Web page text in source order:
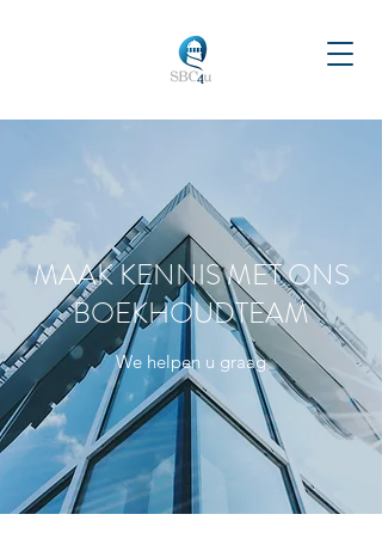
MAAK KENNIS MET ONS
BOEKHOUDTEAM
We helpen u graag